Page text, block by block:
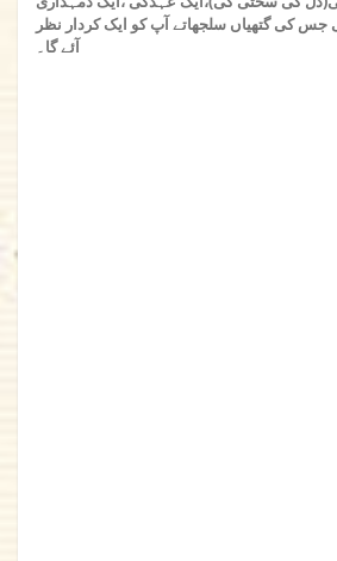
جس کی گتھیاں سلجھاتے آپ کو ایک کردار نظر
آئے گا۔